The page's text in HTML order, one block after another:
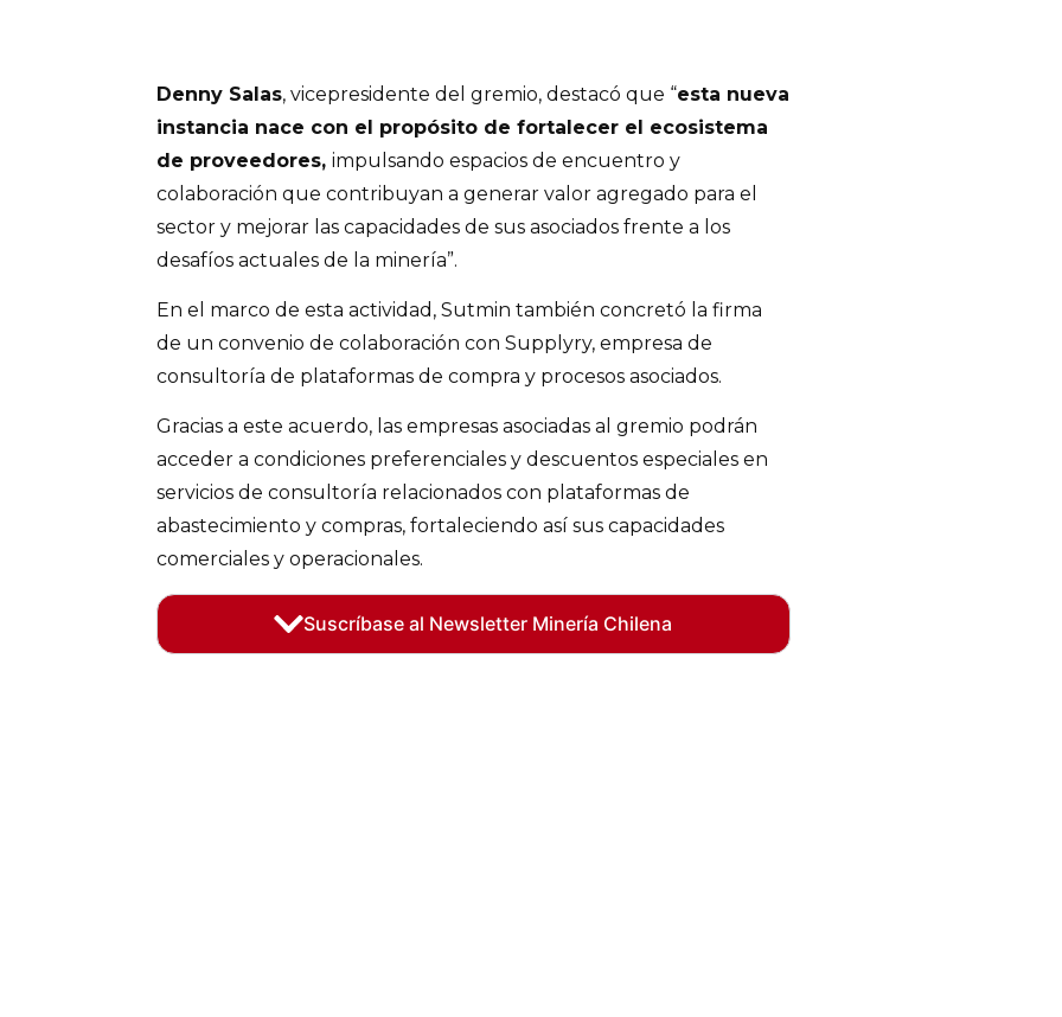
Denny Salas, vicepresidente del gremio, destacó que “esta nueva
instancia nace con el propósito de fortalecer el ecosistema
de proveedores, impulsando espacios de encuentro y
colaboración que contribuyan a generar valor agregado para el
sector y mejorar las capacidades de sus asociados frente a los
desafíos actuales de la minería”.
En el marco de esta actividad, Sutmin también concretó la firma
de un convenio de colaboración con Supplyry, empresa de
consultoría de plataformas de compra y procesos asociados.
Gracias a este acuerdo, las empresas asociadas al gremio podrán
acceder a condiciones preferenciales y descuentos especiales en
servicios de consultoría relacionados con plataformas de
abastecimiento y compras, fortaleciendo así sus capacidades
comerciales y operacionales.
Suscríbase al Newsletter Minería Chilena